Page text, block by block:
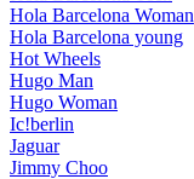
Hola Barcelona Woman
Hola Barcelona young
Hot Wheels
Hugo Man
Hugo Woman
Ic!berlin
Jaguar
Jimmy Choo